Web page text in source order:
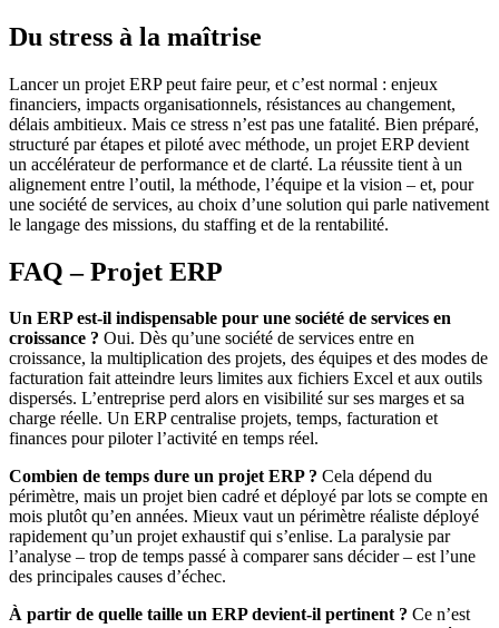
Du stress à la maîtrise
Lancer un projet ERP peut faire peur, et c’est normal : enjeux
financiers, impacts organisationnels, résistances au changement,
délais ambitieux. Mais ce stress n’est pas une fatalité. Bien préparé,
structuré par étapes et piloté avec méthode, un projet ERP devient
un accélérateur de performance et de clarté. La réussite tient à un
alignement entre l’outil, la méthode, l’équipe et la vision – et, pour
une société de services, au choix d’une solution qui parle nativement
le langage des missions, du staffing et de la rentabilité.
FAQ – Projet ERP
Un ERP est-il indispensable pour une société de services en
croissance ? Oui. Dès qu’une société de services entre en
croissance, la multiplication des projets, des équipes et des modes de
facturation fait atteindre leurs limites aux fichiers Excel et aux outils
dispersés. L’entreprise perd alors en visibilité sur ses marges et sa
charge réelle. Un ERP centralise projets, temps, facturation et
finances pour piloter l’activité en temps réel.
Combien de temps dure un projet ERP ? Cela dépend du
périmètre, mais un projet bien cadré et déployé par lots se compte en
mois plutôt qu’en années. Mieux vaut un périmètre réaliste déployé
rapidement qu’un projet exhaustif qui s’enlise. La paralysie par
l’analyse – trop de temps passé à comparer sans décider – est l’une
des principales causes d’échec.
À partir de quelle taille un ERP devient-il pertinent ? Ce n’est